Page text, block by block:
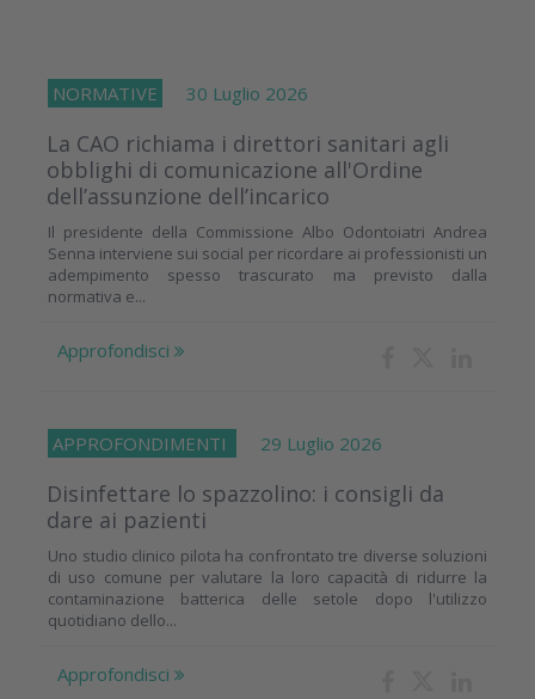
NORMATIVE 30 Luglio 2026
La CAO richiama i direttori sanitari agli
obblighi di comunicazione all'Ordine
dell’assunzione dell’incarico
Il presidente della Commissione Albo Odontoiatri Andrea
Senna interviene sui social per ricordare ai professionisti un
adempimento spesso trascurato ma previsto dalla
normativa e...
Approfondisci
APPROFONDIMENTI 29 Luglio 2026
Disinfettare lo spazzolino: i consigli da
dare ai pazienti
Uno studio clinico pilota ha confrontato tre diverse soluzioni
di uso comune per valutare la loro capacità di ridurre la
contaminazione batterica delle setole dopo l'utilizzo
quotidiano dello...
Approfondisci